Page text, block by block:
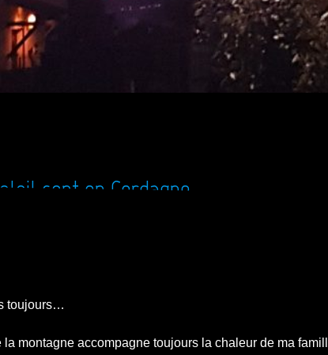
sont en Cerdagne
toujours…
montagne accompagne toujours la chaleur de ma